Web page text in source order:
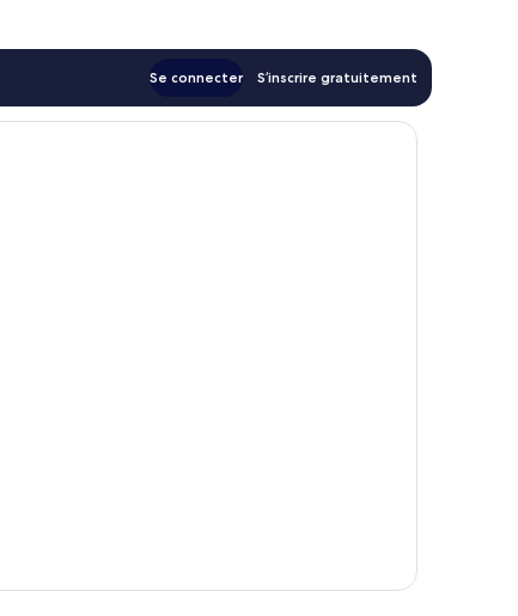
Se connecter S’inscrire gratuitement